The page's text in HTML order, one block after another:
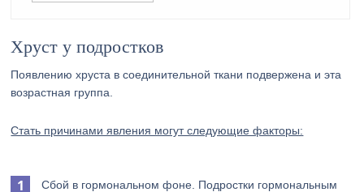
Хруст у подростков
Появлению хруста в соединительной ткани подвержена и эта
возрастная группа.
Стать причинами явления могут следующие факторы:
Сбой в гормональном фоне. Подростки гормональным